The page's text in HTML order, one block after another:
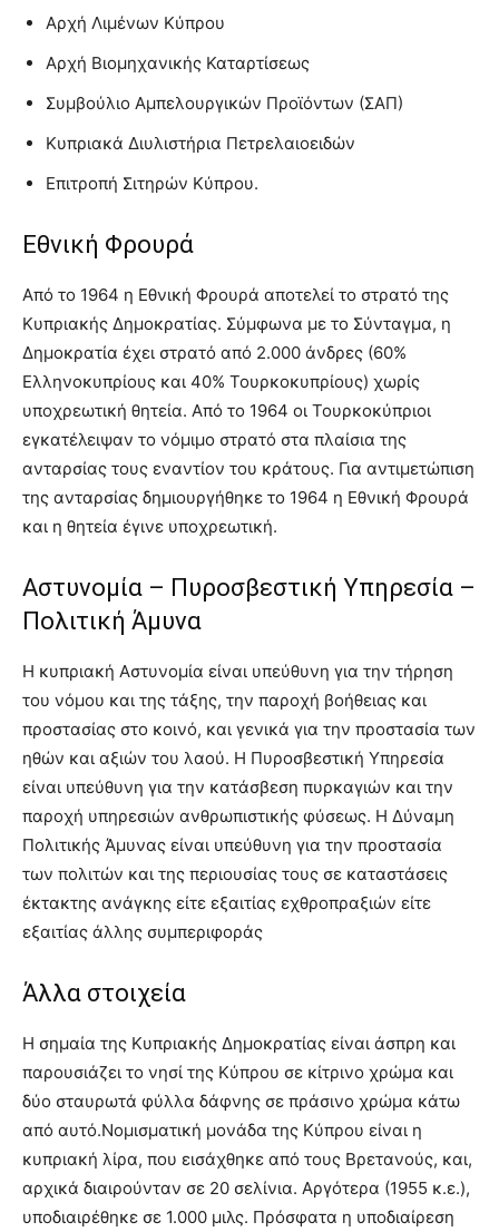
Αρχή Λιμένων Κύπρου
Αρχή Βιομηχανικής Καταρτίσεως
Συμβούλιο Αμπελουργικών Προϊόντων (ΣΑΠ)
Κυπριακά Διυλιστήρια Πετρελαιοειδών
Επιτροπή Σιτηρών Κύπρου.
Εθνική Φρουρά
Από το 1964 η Εθνική Φρουρά αποτελεί το στρατό της
Κυπριακής Δημοκρατίας. Σύμφωνα με το Σύνταγμα, η
Δημοκρατία έχει στρατό από 2.000 άνδρες (60%
Ελληνοκυπρίους και 40% Τουρκοκυπρίους) χωρίς
υποχρεωτική θητεία. Από το 1964 οι Τουρκοκύπριοι
εγκατέλειψαν το νόμιμο στρατό στα πλαίσια της
ανταρσίας τους εναντίον του κράτους. Για αντιμετώπιση
της ανταρσίας δημιουργήθηκε το 1964 η Εθνική Φρουρά
και η θητεία έγινε υποχρεωτική.
Αστυνομία – Πυροσβεστική Υπηρεσία –
Πολιτική Άμυνα
Η κυπριακή Αστυνομία είναι υπεύθυνη για την τήρηση
του νόμου και της τάξης, την παροχή βοήθειας και
προστασίας στο κοινό, και γενικά για την προστασία των
ηθών και αξιών του λαού. Η Πυροσβεστική Υπηρεσία
είναι υπεύθυνη για την κατάσβεση πυρκαγιών και την
παροχή υπηρεσιών ανθρωπιστικής φύσεως. Η Δύναμη
Πολιτικής Άμυνας είναι υπεύθυνη για την προστασία
των πολιτών και της περιουσίας τους σε καταστάσεις
έκτακτης ανάγκης είτε εξαιτίας εχθροπραξιών είτε
εξαιτίας άλλης συμπεριφοράς
Άλλα στοιχεία
Η σημαία της Κυπριακής Δημοκρατίας είναι άσπρη και
παρουσιάζει το νησί της Κύπρου σε κίτρινο χρώμα και
δύο σταυρωτά φύλλα δάφνης σε πράσινο χρώμα κάτω
από αυτό.Νομισματική μονάδα της Κύπρου είναι η
κυπριακή λίρα, που εισάχθηκε από τους Βρετανούς, και,
αρχικά διαιρούνταν σε 20 σελίνια. Αργότερα (1955 κ.ε.),
υποδιαιρέθηκε σε 1.000 μιλς. Πρόσφατα η υποδιαίρεση